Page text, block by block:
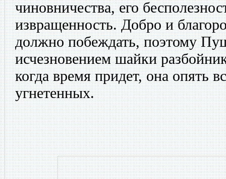
чиновничества, его
извращенность. Добро и
должно побеждать, поэтому
исчезновением шайки
когда время придет, она опять
угнетенных.